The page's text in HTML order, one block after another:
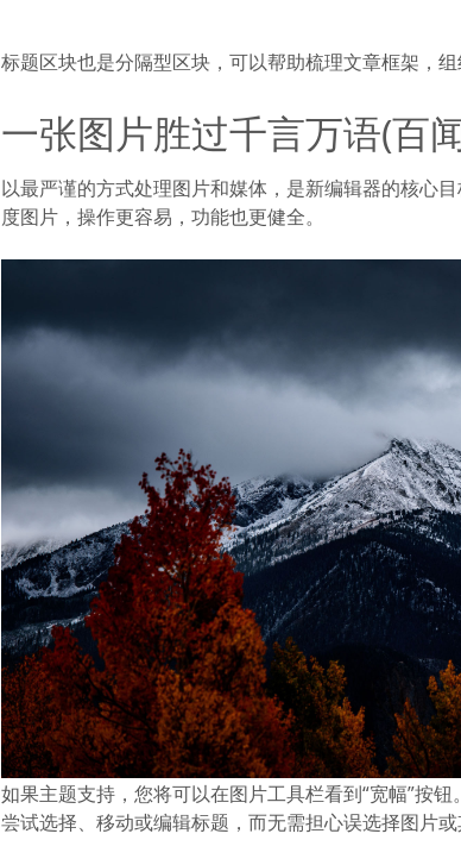
标题区块也是分隔型区块，可以帮助梳理文章框架，组
一张图片胜过千言万语(百
以最严谨的方式处理图片和媒体，是新编辑器的核心
度图片，操作更容易，功能也更健全。
如果主题支持，您将可以在图片工具栏看到“宽幅”按钮
尝试选择、移动或编辑标题，而无需担心误选择图片或